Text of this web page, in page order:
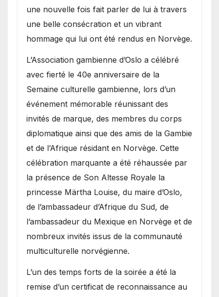
une nouvelle fois fait parler de lui à travers
une belle consécration et un vibrant
hommage qui lui ont été rendus en Norvège.
​L’Association gambienne d’Oslo a célébré
avec fierté le 40e anniversaire de la
Semaine culturelle gambienne, lors d’un
événement mémorable réunissant des
invités de marque, des membres du corps
diplomatique ainsi que des amis de la Gambie
et de l’Afrique résidant en Norvège. Cette
célébration marquante a été réhaussée par
la présence de Son Altesse Royale la
princesse Märtha Louise, du maire d’Oslo,
de l’ambassadeur d’Afrique du Sud, de
l’ambassadeur du Mexique en Norvège et de
nombreux invités issus de la communauté
multiculturelle norvégienne.
​L’un des temps forts de la soirée a été la
remise d’un certificat de reconnaissance au